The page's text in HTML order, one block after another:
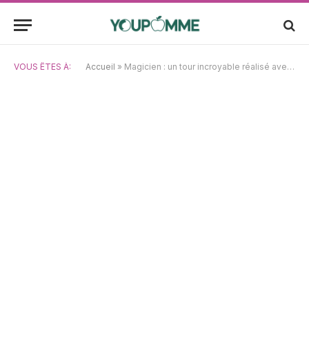
VOUS ÊTES À: Accueil » Magicien : un tour incroyable réalisé avec un iPad – vidéo à couper le souffle